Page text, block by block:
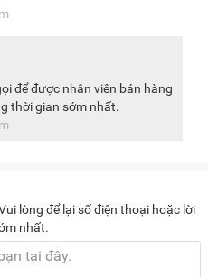
khí gas và tránh tình trạng
chất minh họa, chi tiết sản
số kỹ thuật có thể thay
tế mà không cần thông báo
để được nhân viên bán hàng
thời gian sớm nhất.
lòng để lại số điện thoại hoặc lời
nhất.